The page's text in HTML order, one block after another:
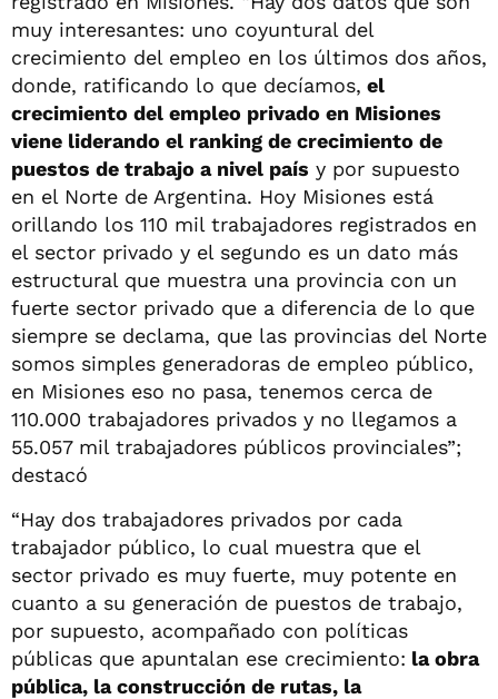
muy interesantes: uno coyuntural del
crecimiento del empleo en los últimos dos años,
donde, ratificando lo que decíamos, el
crecimiento del empleo privado en Misiones
viene liderando el ranking de crecimiento de
puestos de trabajo a nivel país y por supuesto
en el Norte de Argentina. Hoy Misiones está
orillando los 110 mil trabajadores registrados en
el sector privado y el segundo es un dato más
estructural que muestra una provincia con un
fuerte sector privado que a diferencia de lo que
siempre se declama, que las provincias del Norte
somos simples generadoras de empleo público,
en Misiones eso no pasa, tenemos cerca de
110.000 trabajadores privados y no llegamos a
55.057 mil trabajadores públicos provinciales”;
destacó
“Hay dos trabajadores privados por cada
trabajador público, lo cual muestra que el
sector privado es muy fuerte, muy potente en
cuanto a su generación de puestos de trabajo,
por supuesto, acompañado con políticas
públicas que apuntalan ese crecimiento: la obra
pública, la construcción de rutas, la